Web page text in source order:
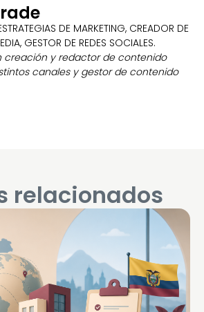
DE MARKETING, CREADOR DE
GESTOR DE REDES SOCIALES.
creación y redactor de contenido
canales y gestor de contenido
relacionados